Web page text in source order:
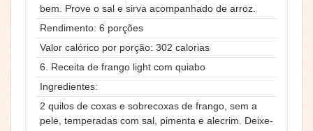
bem. Prove o sal e sirva acompanhado de arroz.
Rendimento: 6 porções
Valor calórico por porção: 302 calorias
6. Receita de frango light com quiabo
Ingredientes:
2 quilos de coxas e sobrecoxas de frango, sem a
pele, temperadas com sal, pimenta e alecrim. Deixe-